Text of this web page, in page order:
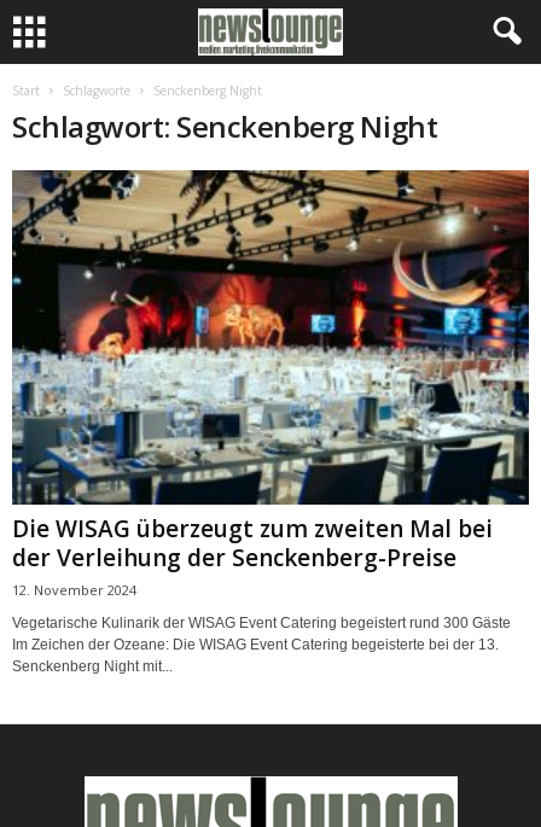
Start Schlagworte Senckenberg Night
Schlagwort: Senckenberg Night
Die WISAG überzeugt zum zweiten Mal bei
der Verleihung der Senckenberg-Preise
12. November 2024
Vegetarische Kulinarik der WISAG Event Catering begeistert rund 300 Gäste
Im Zeichen der Ozeane: Die WISAG Event Catering begeisterte bei der 13.
Senckenberg Night mit...